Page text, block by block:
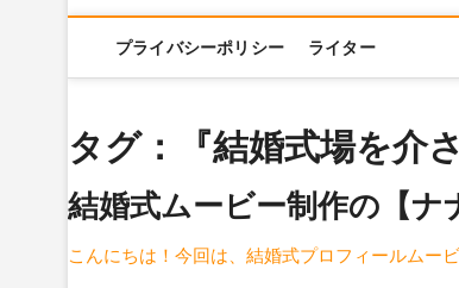
プライバシーポリシー ライター
タグ：『結婚式場を介
結婚式ムービー制作の【ナ
こんにちは！今回は、結婚式プロフィールムー